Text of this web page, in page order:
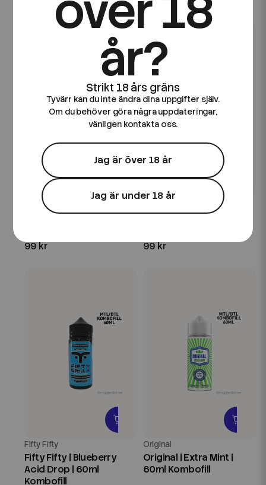
Go Juice
Go Juice | Bubblegum |
99 kr
Crushed Soda
Crushed Soda | Lemon |
99 kr
Fifty Fifty
Fifty Fifty | Blueberry
Acid Drop | 60ml
Kombofill
Original
Original | Extra Mint |
60ml Kombofill
år?
Tyvärr kan du inte ändra dina uppgifter själv.
Om du behöver göra några uppdateringar,
vänligen kontakta oss.
Jag är över 18 år
Jag är under 18 år